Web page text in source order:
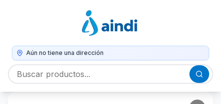
Aún no tiene una dirección